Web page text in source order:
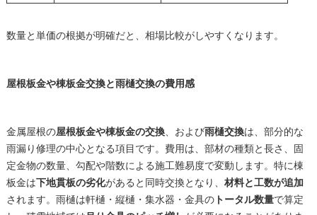
数量と単価の根拠が明確だと、相場比較がしやすくなります。
屋根板金や棟板金交換と雨樋交換の費用感
金属屋根の屋根板金や棟板金の交換、および雨樋交換は、部分的な
雨漏り修理の中心となる項目です。費用は、部材の種類と長さ、固
定金物の数量、勾配や階数による施工難易度で変動します。特に棟
板金は下地貫板の劣化があると同時交換となり、 材料と工数が追加
されます。雨樋は軒樋・縦樋・集水器・金具のトータル数量で算定